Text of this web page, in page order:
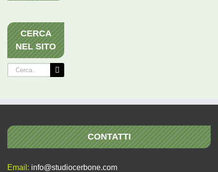
CERCA
NEL SITO
Cerca
per:
CONTATTI
Email: info@studiocerbone.com